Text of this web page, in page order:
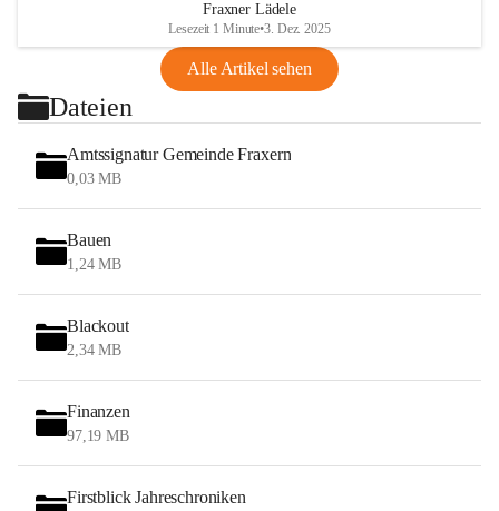
Fraxner Lädele
Lesezeit 1 Minute•3. Dez. 2025
Alle Artikel sehen
Dateien
Amtssignatur Gemeinde Fraxern
0,03 MB
Bauen
1,24 MB
Blackout
2,34 MB
Finanzen
97,19 MB
Firstblick Jahreschroniken